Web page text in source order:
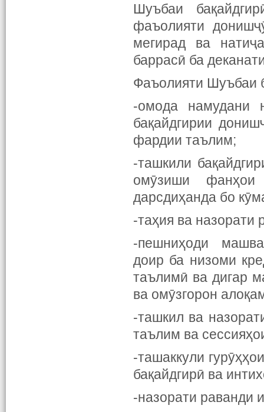
Шуъбаи
фаъолияти
мегирад ва
баррасӣ ба
Фаъолияти Шуъбаи
-омода намудани
бақайдгирии
фардии таълим;
-ташкили
омӯзиши фанҳои
дарсдиҳанда бо
-таҳия ва назорати
-пешниҳоди
доир ба низоми
таълимӣ ва дигар
ва омӯзгорон
-ташкил ва
таълим ва
-ташаккули
бақайдгирӣ ва
-назорати раванди